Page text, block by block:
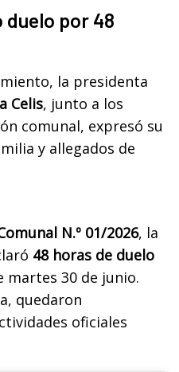
duelo por 48
la presidenta
Celis, junto a los
comunal, expresó su
y allegados de
N.º 01/2026, la
48 horas de duelo
martes 30 de junio.
quedaron
oficiales